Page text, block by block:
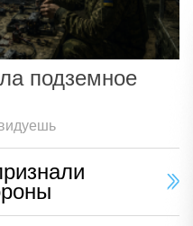
подземное